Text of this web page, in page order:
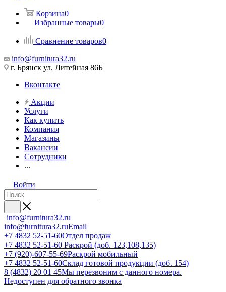
Корзина0
Избранные товары0
Сравнение товаров0
info@furnitura32.ru
г. Брянск ул. Литейная 86Б
Вконтакте
Акции
Услуги
Как купить
Компания
Магазины
Вакансии
Сотрудники
...
Войти
info@furnitura32.ru
info@furnitura32.ruEmail
+7 4832 52-51-60Отдел продаж
+7 4832 52-51-60 Раскрой (доб. 123,108,135)
+7 (920)-607-55-69Раскрой мобильный
+7 4832 52-51-60Склад готовой продукции (доб. 154)
8 (4832) 20 01 45Мы перезвоним с данного номера.
Недоступен для обратного звонка